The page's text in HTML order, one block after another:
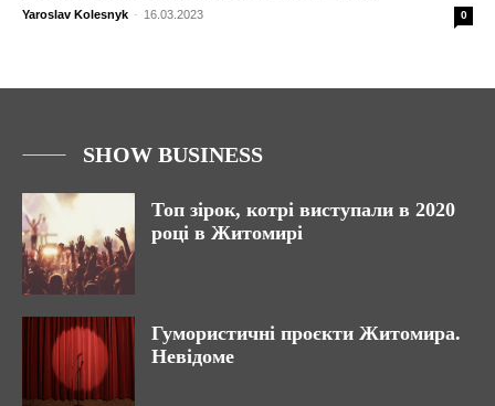
Yaroslav Kolesnyk - 16.03.2023 0
SHOW BUSINESS
Топ зірок, котрі виступали в 2020
році в Житомирі
Гумористичні проєкти Житомира.
Невідоме